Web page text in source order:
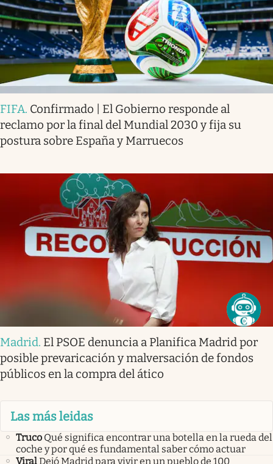
FIFA. Confirmado | El Gobierno responde al
reclamo por la final del Mundial 2030 y fija su
postura sobre España y Marruecos
Madrid. El PSOE denuncia a Planifica Madrid por
posible prevaricación y malversación de fondos
públicos en la compra del ático
Las más leidas
Truco Qué significa encontrar una botella en la rueda del
coche y por qué es fundamental saber cómo actuar
ViralDejó Madrid para vivir en un pueblo de 100